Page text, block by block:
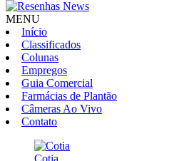
MENU
Início
Classificados
Colunas
Empregos
Guia Comercial
Farmácias de Plantão
Câmeras Ao Vivo
Contato
Cotia